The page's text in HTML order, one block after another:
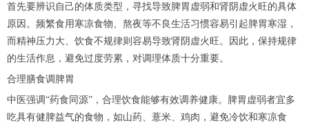
首先要辨识自己的体质类型，寻找导致脾胃虚弱和肾阴虚火旺的具体
原因。频繁食用寒凉食物、熬夜等不良生活习惯容易引起脾胃寒湿，
而精神压力大、饮食不规律则容易导致肾阴虚火旺。因此，保持规律
的生活作息，避免过度劳累，对调理体质十分重要。
合理膳食调脾胃
中医强调“药食同源”，合理饮食能够有效调养健康。脾胃虚弱者宜多
吃具有健脾益气的食物，如山药、薏米、鸡肉，避免冷饮和寒凉食